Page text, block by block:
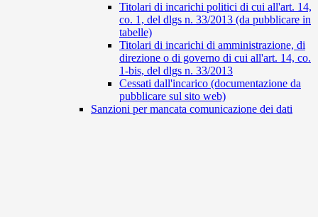
Titolari di incarichi politici di cui all'art. 14,
co. 1, del dlgs n. 33/2013 (da pubblicare in
tabelle)
Titolari di incarichi di amministrazione, di
direzione o di governo di cui all'art. 14, co.
1-bis, del dlgs n. 33/2013
Cessati dall'incarico (documentazione da
pubblicare sul sito web)
Sanzioni per mancata comunicazione dei dati